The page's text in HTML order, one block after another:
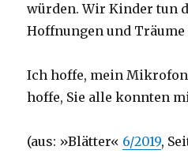
würden. Wir Kinder tun
Hoffnungen und
Ich hoffe, mein
hoffe, Sie alle konnten
(aus: »Blätter« 6/2019,